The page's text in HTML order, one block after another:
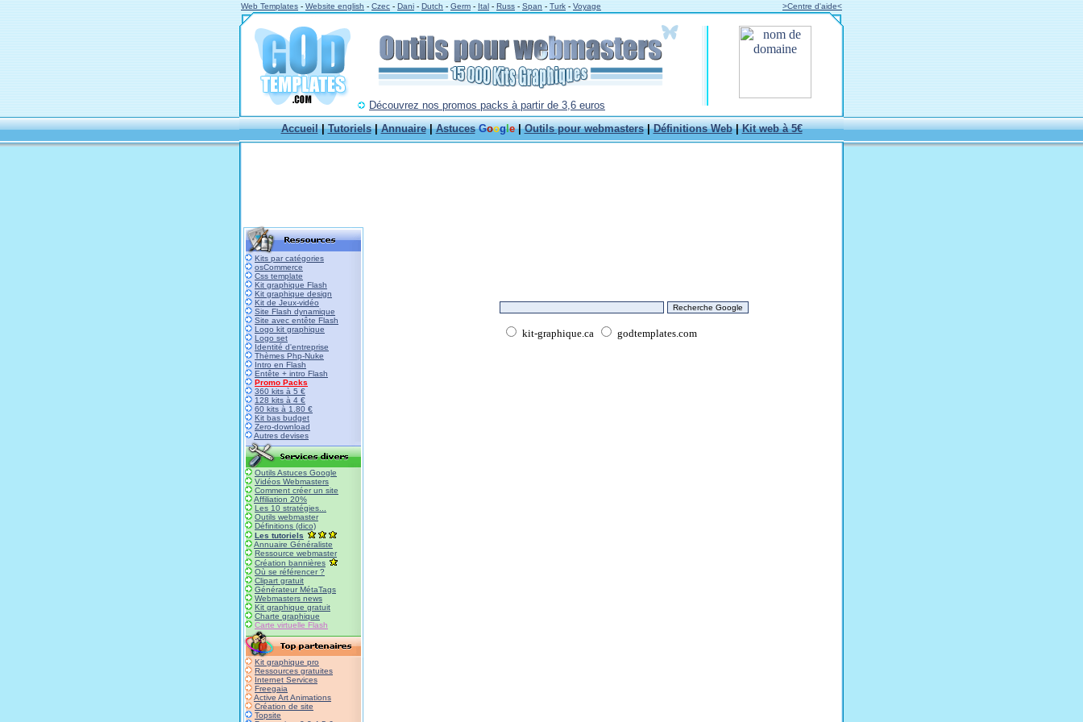
Web Templates - Website english - Czec - Dani - Dutch - Germ - Ital - Russ - Span - Turk - Voyage >Centre d'aide<
Découvrez nos promos packs à partir de 3,6 euros
Accueil|Tutoriels|Annuaire|Astuces Google|Outils pour webmasters|Définitions Web|Kit web à 5€
Kits par catégories
osCommerce
Css template
Kit graphique Flash
Kit graphique design
Kit de Jeux-vidéo
Site Flash dynamique
Site avec entête Flash
Logo kit graphique
Logo set
Identité d'entreprise
Thèmes Php-Nuke
Intro en Flash
Entête + intro Flash
Promo Packs
360 kits à 5 €
128 kits à 4 €
60 kits à 1.80 €
Kit bas budget
Zero-download
Autres devises
Outils Astuces Google
Vidéos Webmasters
Comment créer un site
Affiliation 20%
Les 10 stratégies...
Outils webmaster
Définitions (dico)
Les tutoriels
Annuaire Généraliste
Ressource webmaster
Création bannières
Où se référencer ?
Clipart gratuit
Générateur MétaTags
Webmasters news
Kit graphique gratuit
Charte graphique
Carte virtuelle Flash
Kit graphique pro
Ressources gratuites
Internet Services
Freegaia
Active Art Animations
Création de site
Topsite
kit-graphique.ca godtemplates.com